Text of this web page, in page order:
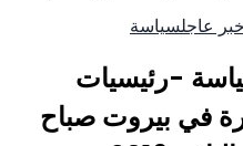
خبر عاجلسياسة
-رئيسيات
في بيروت صباح